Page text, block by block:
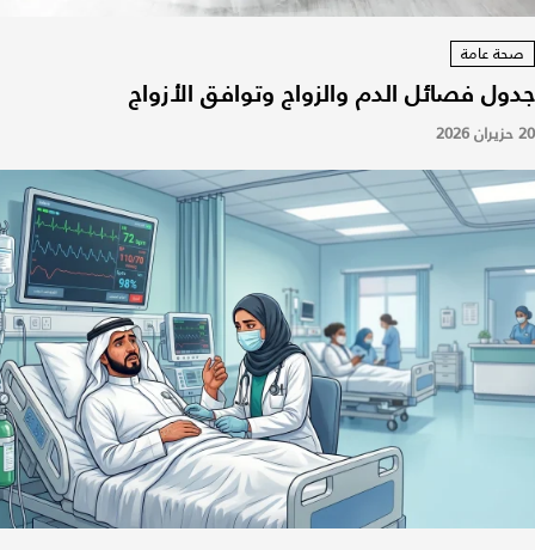
صحة عامة
جدول فصائل الدم والزواج وتوافق الأزواج
20 حزيران 2026